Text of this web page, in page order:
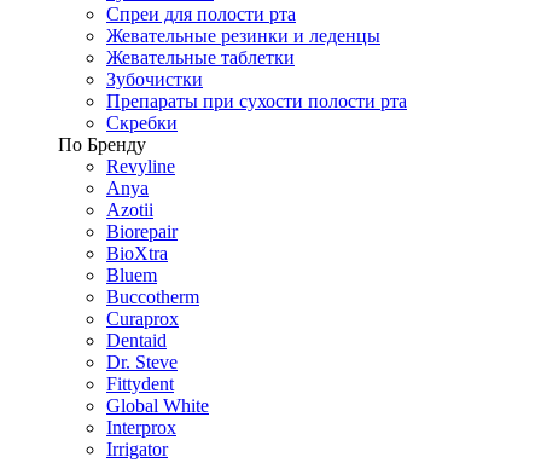
Спреи для полости рта
Жевательные резинки и леденцы
Жевательные таблетки
Зубочистки
Препараты при сухости полости рта
Скребки
По Бренду
Revyline
Anya
Azotii
Biorepair
BioXtra
Bluem
Buccotherm
Curaprox
Dentaid
Dr. Steve
Fittydent
Global White
Interprox
Irrigator